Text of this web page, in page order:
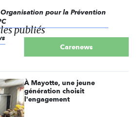
pour la Prévention
publiés
Carenews
À Mayotte, une jeune
génération choisit
l'engagement